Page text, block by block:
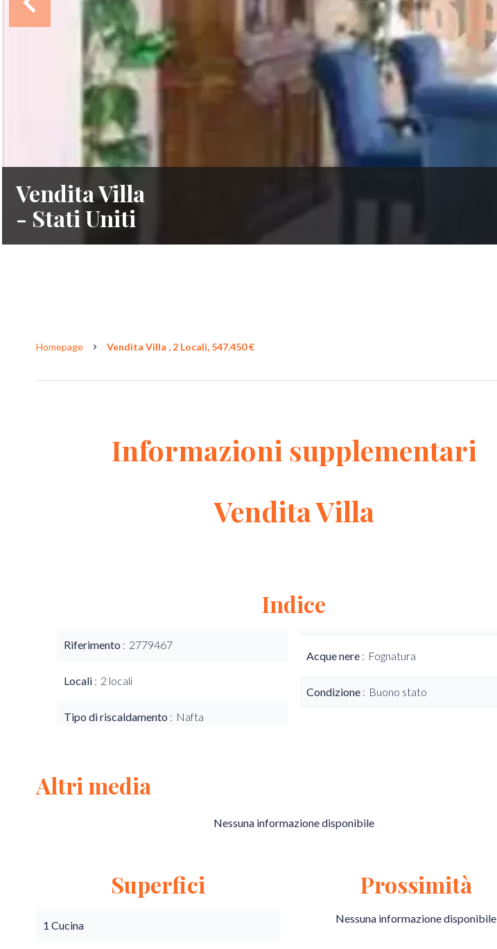
Vendita Villa
- Stati Uniti
Homepage Vendita Villa , 2 Locali, 547.450 €
Informazioni supplementari
Vendita Villa
Indice
Riferimento 2779467
Locali 2 locali
Tipo di riscaldamento Nafta
Acque nere Fognatura
Condizione Buono stato
Altri media
Nessuna informazione disponibile
Superfici
1 Cucina
Prossimità
Nessuna informazione disponibile